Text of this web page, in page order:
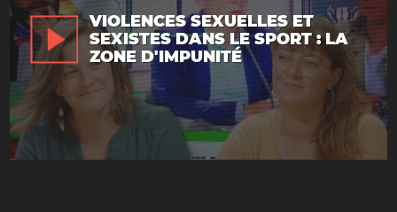
VIOLENCES SEXUELLES ET
SEXISTES DANS LE SPORT : LA
ZONE D'IMPUNITÉ